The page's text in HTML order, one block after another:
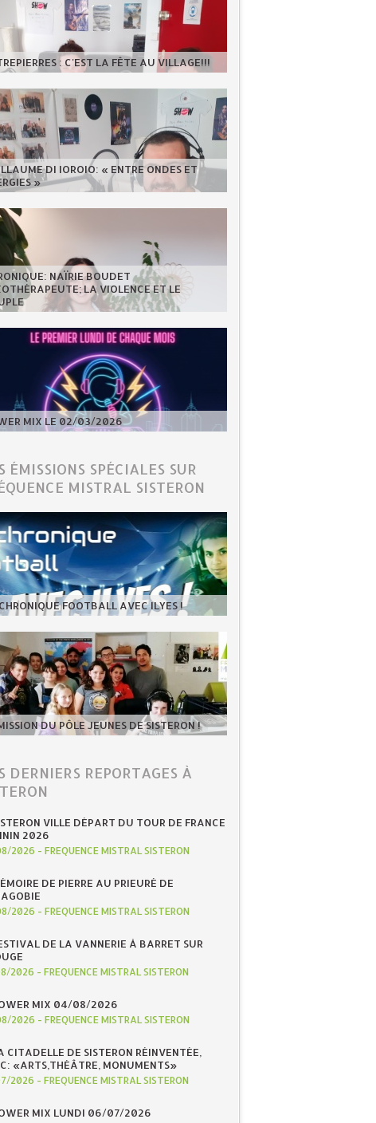
: C'EST LA FÊTE AU VILLAGE!!!
DI IOROIO: « ENTRE ONDES ET
»
NAÏRIE BOUDET
LA VIOLENCE ET LE
MIX LE 02/03/2026
ÉMISSIONS SPÉCIALES SUR
MISTRAL SISTERON
FOOTBALL AVEC ILYES !
DU PÔLE JEUNES DE SISTERON !
DERNIERS REPORTAGES À
VILLE DÉPART DU TOUR DE FRANCE
2026
2026 - FREQUENCE MISTRAL SISTERON
DE PIERRE AU PRIEURÉ DE
2026 - FREQUENCE MISTRAL SISTERON
DE LA VANNERIE À BARRET SUR
2026 - FREQUENCE MISTRAL SISTERON
MIX 04/08/2026
2026 - FREQUENCE MISTRAL SISTERON
CITADELLE DE SISTERON RÉINVENTÉE,
«ARTS,THÉÂTRE, MONUMENTS»
2026 - FREQUENCE MISTRAL SISTERON
MIX LUNDI 06/07/2026